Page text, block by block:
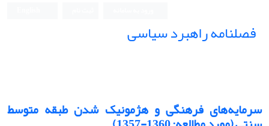
فصلنامه راهبرد سیاسی
سرمایه‌های فرهنگی و هژمونیک شدن طبقه متوسط